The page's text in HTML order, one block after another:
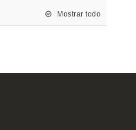
Mostrar todo